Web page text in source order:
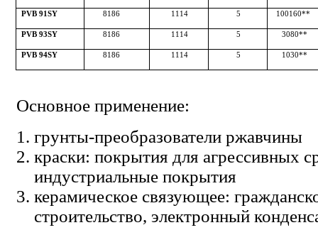
PVB 91SY 81­86 11­14 5 100­160**
PVB 93SY 81­86 11­14 5 30­80**
PVB 94SY 81­86 11­14 5 10­30**
Основное применение:
грунты-преобразователи ржавчины
краски: покрытия для агрессивных
индустриальные покрытия
керамическое связующее:
строительство, электронный